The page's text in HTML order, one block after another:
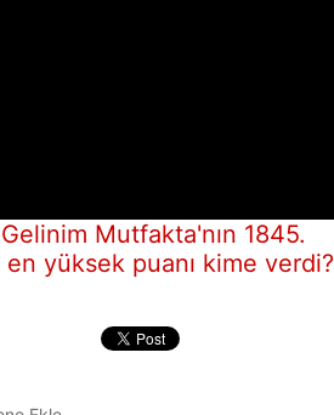
Mutfakta'nın 1845.
yüksek puanı kime verdi?